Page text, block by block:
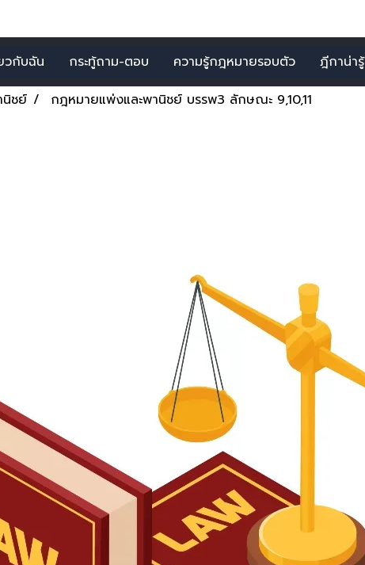
วกับฉัน กระทู้ถาม-ตอบ ความรู้กฎหมายรอบตัว ฎีกาน่ารู้
นิชย์ กฎหมายแพ่งและพานิชย์ บรรพ3 ลักษณะ 9,10,11